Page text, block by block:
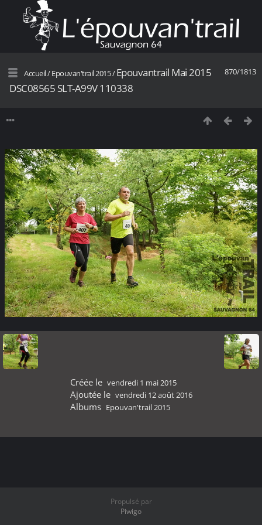
870/1813
Accueil/Epouvan'trail 2015/Epouvantrail Mai 2015
DSC08565 SLT-A99V 110338
Créée le vendredi 1 mai 2015
Ajoutée le vendredi 12 août 2016
Albums Epouvan'trail 2015
Propulsé par
Piwigo